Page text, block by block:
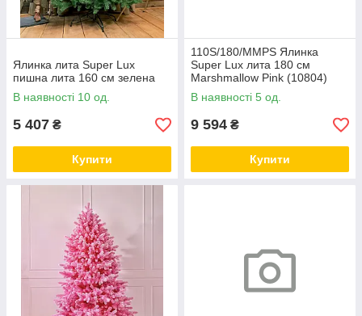
Ялинка лита Super Lux
пишна лита 160 см зелена
В наявності 10 од.
5 407 ₴
Купити
110S/180/MMPS Ялинка
Super Lux лита 180 см
Marshmallow Pink (10804)
засніжена
В наявності 5 од.
9 594 ₴
Купити